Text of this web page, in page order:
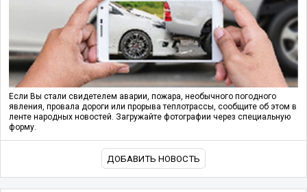
Если Вы стали свидетелем аварии, пожара, необычного погодного
явления, провала дороги или прорыва теплотрассы, сообщите об этом в
ленте народных новостей. Загружайте фотографии через специальную
форму.
ДОБАВИТЬ НОВОСТЬ